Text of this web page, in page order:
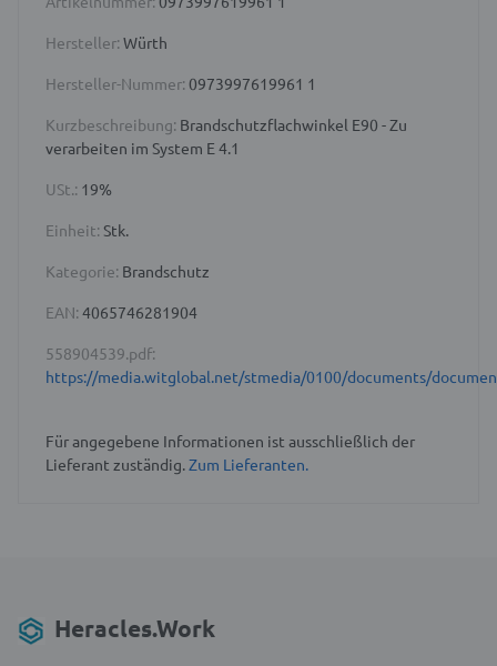
Hersteller: Würth
Hersteller-Nummer: 0973997619961 1
Kurzbeschreibung: Brandschutzflachwinkel E90 - Zu
verarbeiten im System E 4.1
USt.: 19%
Einheit: Stk.
Kategorie: Brandschutz
EAN: 4065746281904
558904539.pdf:
https://media.witglobal.net/stmedia/0100/documents/
Für angegebene Informationen ist ausschließlich der
Lieferant zuständig.Zum Lieferanten.
Heracles.Work